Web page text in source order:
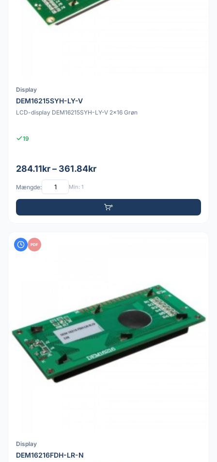
Display
DEM16215SYH-LY-V
LCD-display DEM16215SYH-LY-V 2x16 Grøn
19
284.11kr – 361.84kr
Mængde: Min: 1
PDF
Display
DEM16216FDH-LR-N